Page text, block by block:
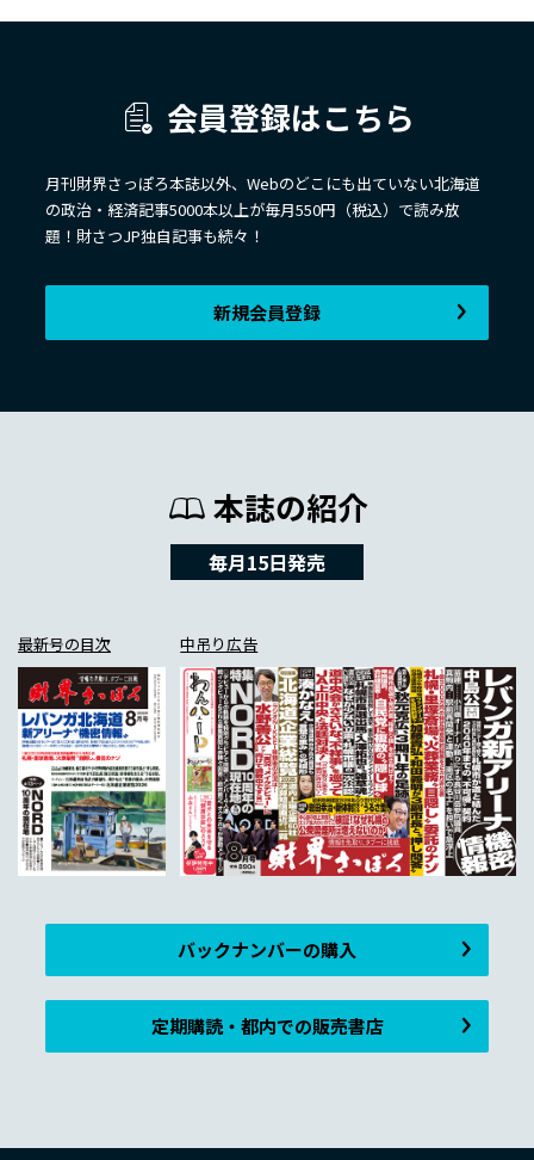
会員登録はこちら
月刊財界さっぽろ本誌以外、Webのどこにも出ていない北海道
の政治・経済記事5000本以上が毎月550円（税込）で読み放
題！財さつJP独自記事も続々！
新規会員登録
本誌の紹介
毎月15日発売
最新号の目次 中吊り広告
バックナンバーの購入
定期購読・都内での販売書店